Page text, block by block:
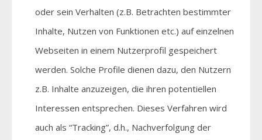
oder sein Verhalten (z.B. Betrachten bestimmter
Inhalte, Nutzen von Funktionen etc.) auf einzelnen
Webseiten in einem Nutzerprofil gespeichert
werden. Solche Profile dienen dazu, den Nutzern
z.B. Inhalte anzuzeigen, die ihren potentiellen
Interessen entsprechen. Dieses Verfahren wird
auch als “Tracking”, d.h., Nachverfolgung der